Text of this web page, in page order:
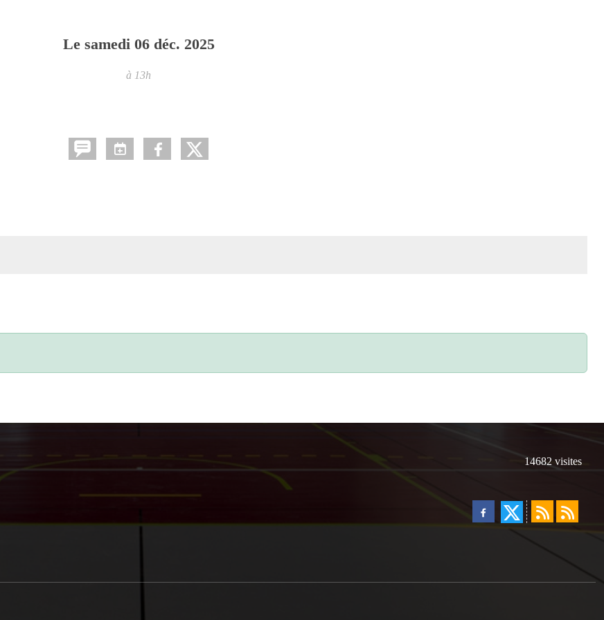
Le samedi 06 déc. 2025
à 13h
14682 visites